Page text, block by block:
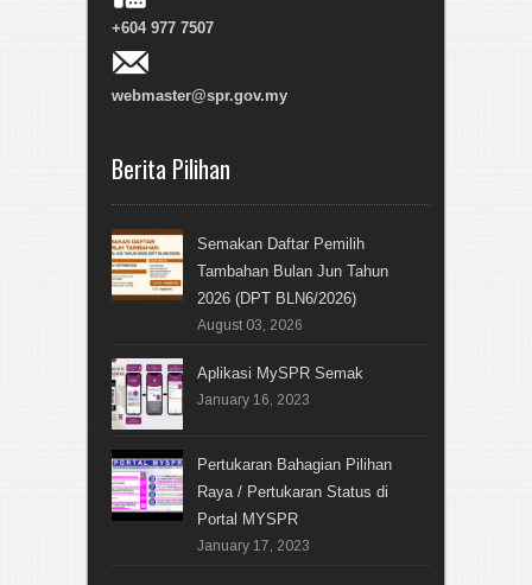
+604 977 7507
webmaster@spr.gov.my
Berita Pilihan
Semakan Daftar Pemilih
Tambahan Bulan Jun Tahun
2026 (DPT BLN6/2026)
August 03, 2026
Aplikasi MySPR Semak
January 16, 2023
Pertukaran Bahagian Pilihan
Raya / Pertukaran Status di
Portal MYSPR
January 17, 2023